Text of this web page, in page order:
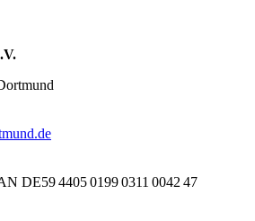
DE59 4405 0199 0311 0042 47